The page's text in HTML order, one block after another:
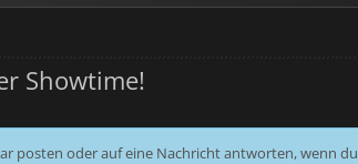
Showtime!
posten oder auf eine Nachricht antworten, wenn du